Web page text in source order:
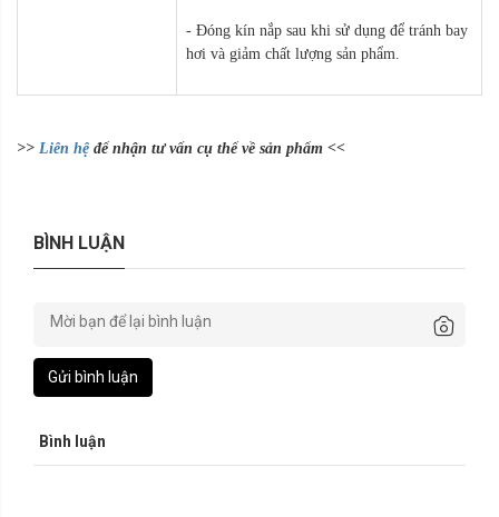
- Đóng kín nắp sau khi sử dụng để tránh bay
hơi và giảm chất lượng sản phẩm.
>> Liên hệ để nhận tư vấn cụ thể về sản phẩm <<
BÌNH LUẬN
Gửi bình luận
Bình luận